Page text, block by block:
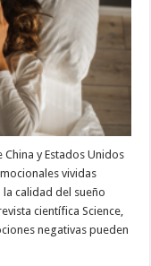
y Estados Unidos
vividas
calidad del sueño
científica Science,
negativas pueden